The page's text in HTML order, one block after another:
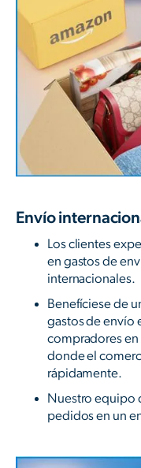
Envío
Los clientes
en gastos de
internacionales.
Benefíciese de
gastos de envío
compradores en
donde el
rápidamente.
Nuestro equipo
pedidos en un